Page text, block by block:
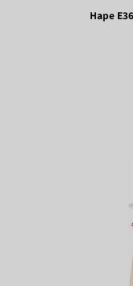
Hape